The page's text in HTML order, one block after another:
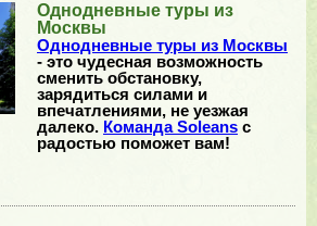
Однодневные туры из
Москвы
Однодневные туры из Москвы
- это чудесная возможность
сменить обстановку,
зарядиться силами и
впечатлениями, не уезжая
далеко. Команда Soleans с
радостью поможет вам!